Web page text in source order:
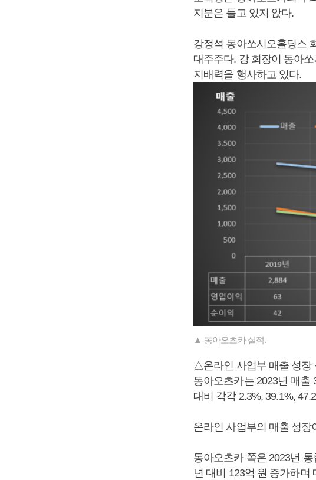
지분은 들고 있지 않다.
강정석 동아쏘시오홀딩스
대주주다. 강 회장이 동아
지배력을 행사하고 있다.
▲ 동아오츠카 실적.
△온라인 사업부 매출 성장
동아오츠카는 2023년 매출
대비 각각 2.3%, 39.1%,
온라인 사업부의 매출 성장
동아오츠카 쪽은 2023년 통
년 대비 123억 원 증가하며